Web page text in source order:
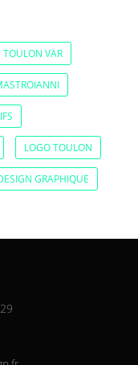
TOULON VAR
LOGO TOULON
GRAPHIQUE